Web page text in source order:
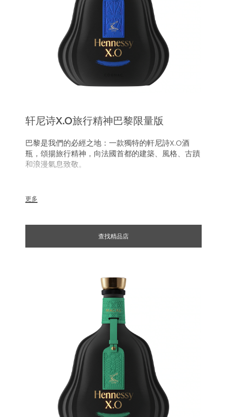
轩尼诗X.O旅行精神巴黎限量版
巴黎是我們的必經之地：一款獨特的軒尼詩X.O酒
瓶，頌揚旅行精神，向法國首都的建築、風格、古蹟
和浪漫氣息致敬。
人聯想起這個法國首都的非凡建築和地標、經典和前
衛以及創意和工藝，使巴黎如此誘惑迷人，深受世界
想起這座城市的浪漫氣息，鍛鐵圖案讓巴黎常伴您身
更多
查找精品店